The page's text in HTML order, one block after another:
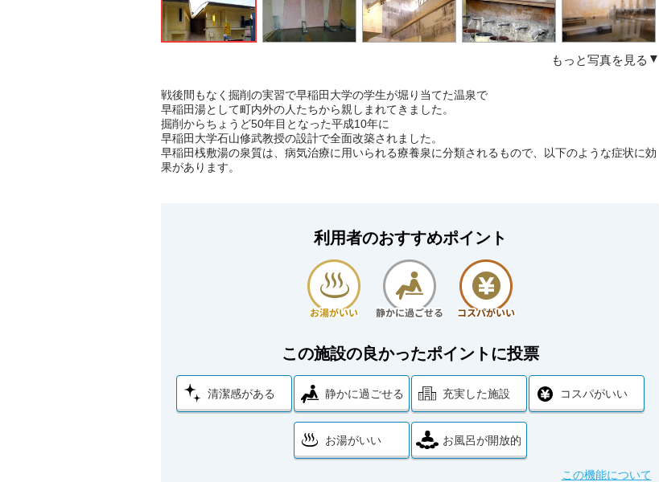
もっと写真を見る
戦後間もなく掘削の実習で早稲田大学の学生が堀り当てた温泉で
早稲田湯として町内外の人たちから親しまれてきました。
掘削からちょうど50年目となった平成10年に
早稲田大学石山修武教授の設計で全面改築されました。
早稲田桟敷湯の泉質は、病気治療に用いられる療養泉に分類されるもので、以下のような症状に効
果があります。
利用者のおすすめポイント
この施設の良かったポイントに投票
清潔感がある 静かに過ごせる 充実した施設 コスパがいい
お湯がいい お風呂が開放的
この機能について